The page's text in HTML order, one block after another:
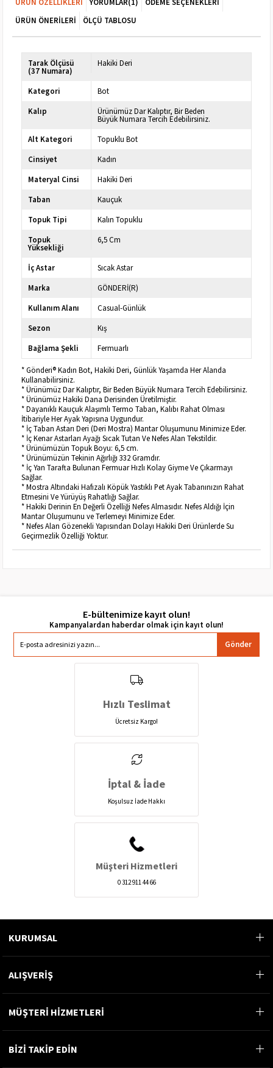
ÜRÜN ÖNERILERI
ÖLÇÜ TABLOSU
Tarak Ölçüsü
(37 Numara)
Hakiki Deri
Kategori
Bot
Kalıp
Ürünümüz Dar Kalıptır, Bir Beden
Büyük Numara Tercih Edebilirsiniz.
Alt Kategori
Topuklu Bot
Cinsiyet
Kadın
Materyal Cinsi
Hakiki Deri
Taban
Kauçuk
Topuk Tipi
Kalın Topuklu
Topuk
Yüksekliği
6,5 Cm
İç Astar
Sıcak Astar
Marka
GÖNDERİ(R)
Kullanım Alanı
Casual-Günlük
Sezon
Kış
Bağlama Şekli
Fermuarlı
* Gönderi® Kadın Bot, Hakiki Deri, Günlük Yaşamda Her Alanda
Kullanabilirsiniz.
* Ürünümüz Dar Kalıptır, Bir Beden Büyük Numara Tercih Edebilirsiniz.
* Ürünümüz Hakiki Dana Derisinden Üretilmiştir.
* Dayanıklı Kauçuk Alaşımlı Termo Taban, Kalıbı Rahat Olması
İtibariyle Her Ayak Yapısına Uygundur.
* İç Taban Astarı Deri (Deri Mostra) Mantar Oluşumunu Minimize Eder.
* İç Kenar Astarları Ayağı Sıcak Tutan Ve Nefes Alan Tekstildir.
* Ürünümüzün Topuk Boyu: 6,5 cm.
* Ürünümüzün Tekinin Ağırlığı 332 Gramdır.
* İç Yan Tarafta Bulunan Fermuar Hızlı Kolay Giyme Ve Çıkarmayı
Sağlar.
* Mostra Altındaki Hafızalı Köpük Yastıklı Pet Ayak Tabanınızın Rahat
Etmesini Ve Yürüyüş Rahatlığı Sağlar.
* Hakiki Derinin En Değerli Özelliği Nefes Almasıdır. Nefes Aldığı İçin
Mantar Oluşumunu ve Terlemeyi Minimize Eder.
* Nefes Alan Gözenekli Yapısından Dolayı Hakiki Deri Ürünlerde Su
Geçirmezlik Özelliği Yoktur.
E-bültenimize kayıt olun!
Gönder
Hızlı Teslimat
Ücretsiz Kargo!
İptal & İade
Koşulsuz İade Hakkı
Müşteri Hizmetleri
0 312 911 44 66
KURUMSAL
ALIŞVERİŞ
MÜŞTERİ HİZMETLERİ
BİZİ TAKİP EDİN